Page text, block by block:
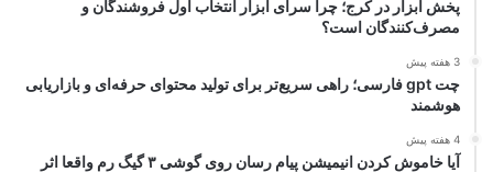
پخش ابزار در کرج؛ چرا سرای ابزار انتخاب اول فروشندگان و
مصرف‌کنندگان است؟
3 هفته پیش
چت gpt فارسی؛ راهی سریع‌تر برای تولید محتوای حرفه‌ای و بازاریابی
هوشمند
4 هفته پیش
آیا خاموش کردن انیمیشن پیام رسان روی گوشی ۳ گیگ رم واقعا اثر